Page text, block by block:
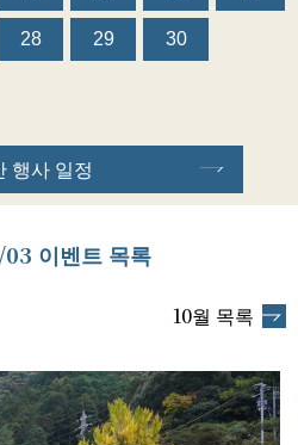
28 29 30
행사 일정
이벤트 목록
10월 목록